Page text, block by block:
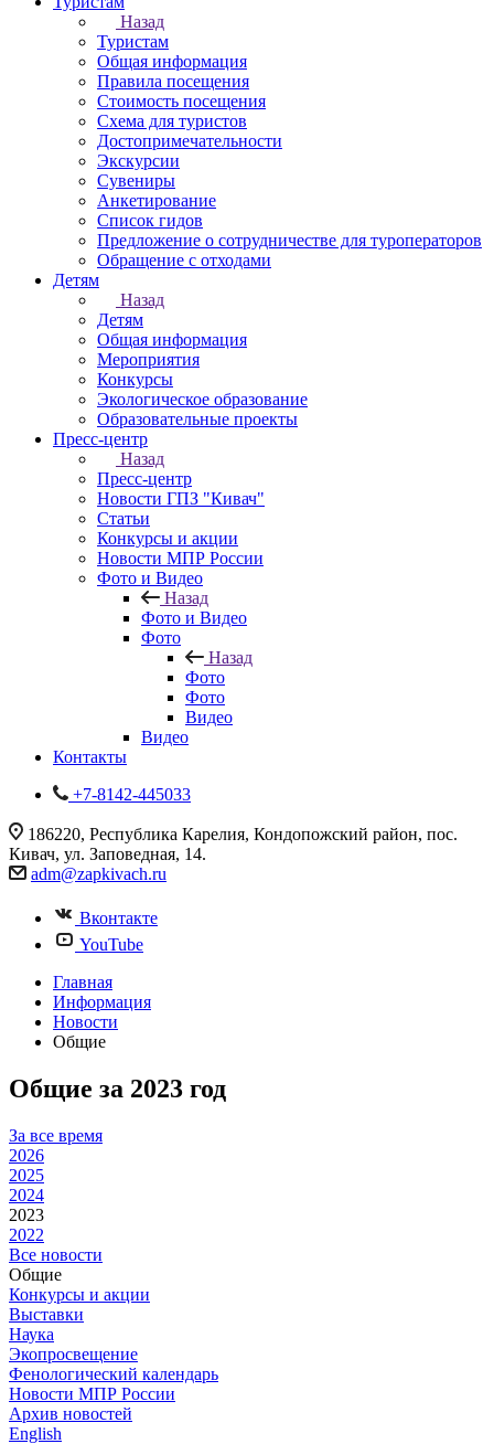
Назад
Туристам
Общая информация
Правила посещения
Стоимость посещения
Схема для туристов
Достопримечательности
Экскурсии
Сувениры
Анкетирование
Список гидов
Предложение о сотрудничестве для туроператоров
Обращение с отходами
Детям
Назад
Детям
Общая информация
Мероприятия
Конкурсы
Экологическое образование
Образовательные проекты
Пресс-центр
Назад
Пресс-центр
Новости ГПЗ "Кивач"
Статьи
Конкурсы и акции
Новости МПР России
Фото и Видео
Назад
Фото и Видео
Фото
Назад
Фото
Фото
Видео
Видео
Контакты
+7-8142-445033
186220, Республика Карелия, Кондопожский район, пос.
Кивач, ул. Заповедная, 14.
adm@zapkivach.ru
Вконтакте
YouTube
Главная
Информация
Новости
Общие
Общие за 2023 год
За все время
2026
2025
2024
2023
2022
Все новости
Общие
Конкурсы и акции
Выставки
Наука
Экопросвещение
Фенологический календарь
Новости МПР России
Архив новостей
English